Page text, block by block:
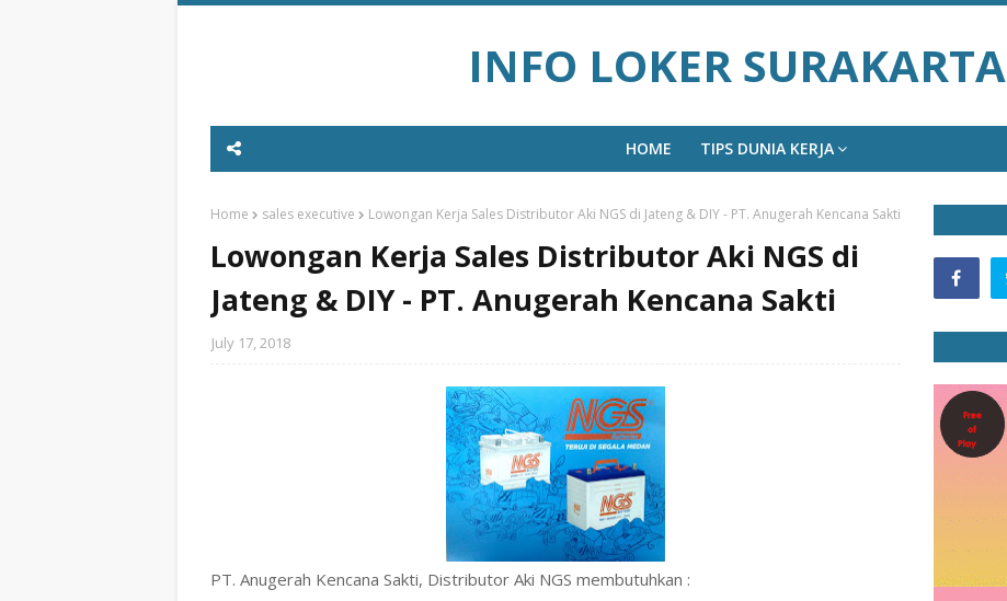
INFO LOKER SURAKARTA
HOME TIPS DUNIA KERJA
Home sales executive Lowongan Kerja Sales Distributor Aki NGS di Jateng & DIY - PT. Anugerah Kencana Sakti
Lowongan Kerja Sales Distributor Aki NGS di
Jateng & DIY - PT. Anugerah Kencana Sakti
July 17, 2018
PT. Anugerah Kencana Sakti, Distributor Aki NGS membutuhkan :